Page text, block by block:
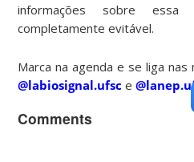
informações sobre
completamente evitável.
Marca na agenda e se liga
@labiosignal.ufsc e
Comments